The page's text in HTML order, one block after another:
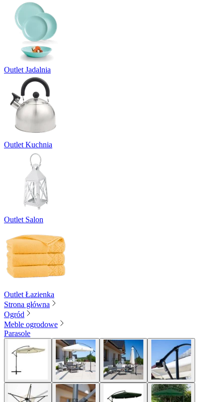
Outlet Jadalnia
Outlet Kuchnia
Outlet Salon
Outlet Łazienka
Strona główna
Ogród
Meble ogrodowe
Parasole